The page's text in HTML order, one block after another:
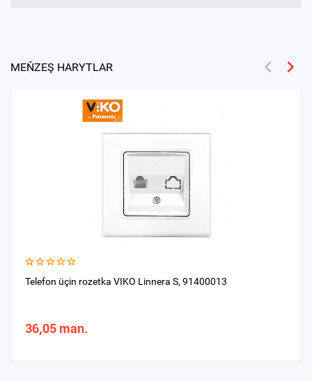
MEŇZEŞ HARYTLAR
Telefon üçin rozetka VIKO Linnera S, 91400013
36,05 man.